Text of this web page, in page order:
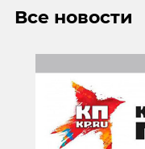
Все новости